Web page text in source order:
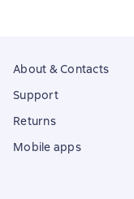
About & Contacts
Support
Returns
Mobile apps